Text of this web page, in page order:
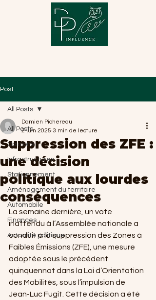
Post
All Posts
Opinions
Infrastructures
Stationnement
Aménagement du territoire
Automobile
Finances
Actualité politique
All Posts
Suppression des ZFE :
une décision
politique aux lourdes
conséquences
Damien Pichereau
2 juin 2025 3 min de lecture
La semaine dernière, un vote
inattendu à l’Assemblée nationale a
conduit à la suppression des Zones à
Faibles Émissions (ZFE), une mesure
adoptée sous le précédent
quinquennat dans la Loi d’Orientation
des Mobilités, sous l’impulsion de
Jean-Luc Fugit. Cette décision a été